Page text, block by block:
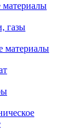
газы
материалы